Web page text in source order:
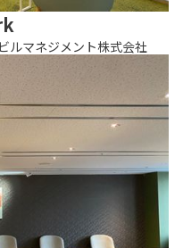
ルマネジメント株式会社